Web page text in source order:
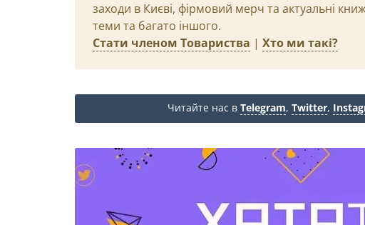
заходи в Києві, фірмовий мерч та актуальні
теми та багато іншого.
Стати членом Товариства | Хто ми такі?
Читайте нас в Telegram, Twitter,